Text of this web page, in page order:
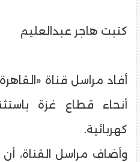
كتبت هاجر عبدالعليم
أفاد مراسل قناة
أنحاء قطاع غزة
كهربائية.
وأضاف مراسل القناة،